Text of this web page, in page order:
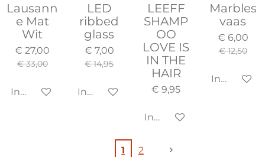
Lausann
e Mat
Wit
€ 27,00
€ 33,00
In winkelwagen
LED
ribbed
glass
€ 7,00
€ 14,95
In winkelwagen
LEEFF
SHAMP
OO
LOVE IS
IN THE
HAIR
€ 9,95
In winkelwagen
Marbles
vaas
€ 6,00
€ 12,50
In
1 2